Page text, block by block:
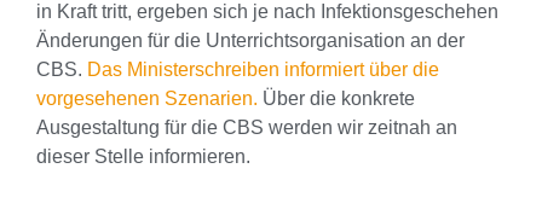
in Kraft tritt, ergeben sich je nach Infektionsgeschehen
Änderungen für die Unterrichtsorganisation an der
CBS. Das Ministerschreiben informiert über die
vorgesehenen Szenarien. Über die konkrete
Ausgestaltung für die CBS werden wir zeitnah an
dieser Stelle informieren.